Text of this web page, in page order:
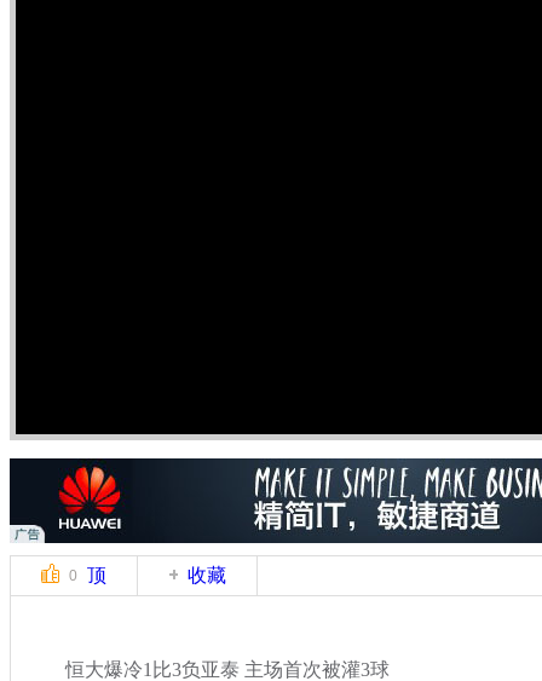
0 顶 收藏
恒大爆冷1比3负亚泰 主场首次被灌3球